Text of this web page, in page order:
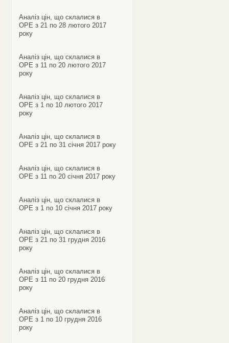
Аналіз цін, що склалися в
ОРЕ з 21 по 28 лютого 2017
року
Аналіз цін, що склалися в
ОРЕ з 11 по 20 лютого 2017
року
Аналіз цін, що склалися в
ОРЕ з 1 по 10 лютого 2017
року
Аналіз цін, що склалися в
ОРЕ з 21 по 31 січня 2017 року
Аналіз цін, що склалися в
ОРЕ з 11 по 20 січня 2017 року
Аналіз цін, що склалися в
ОРЕ з 1 по 10 січня 2017 року
Аналіз цін, що склалися в
ОРЕ з 21 по 31 грудня 2016
року
Аналіз цін, що склалися в
ОРЕ з 11 по 20 грудня 2016
року
Аналіз цін, що склалися в
ОРЕ з 1 по 10 грудня 2016
року